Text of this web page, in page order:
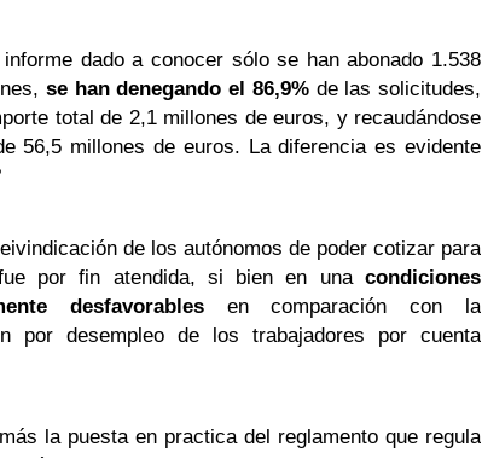
informe dado a conocer sólo se han abonado 1.538
se han denegando el 86,9%de las solicitudes,
total de 2,1 millones de euros, y recaudándose
56,5 millones de euros. La diferencia es evidente
de los autónomos de poder cotizar para
por fin atendida, si bien en unacondiciones
desfavorablesen comparación con la
por desempleo de los trabajadores por cuenta
la puesta en practica del reglamento que regula